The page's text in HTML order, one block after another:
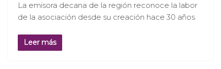
La emisora decana de la región reconoce la labor
de la asociación desde su creación hace 30 años.
Leer más